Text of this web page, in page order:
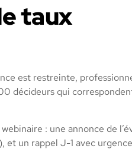
taux
est restreinte,
décideurs qui
: une annonce de
et un rappel J-1 avec